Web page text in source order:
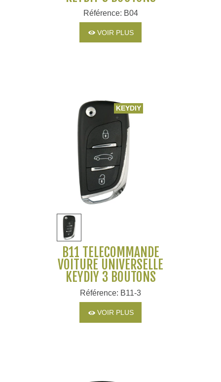
Référence: B04
VOIR PLUS
KEYDIY
B11 TÉLÉCOMMANDE
VOITURE UNIVERSELLE
KEYDIY 3 BOUTONS
Référence: B11-3
VOIR PLUS